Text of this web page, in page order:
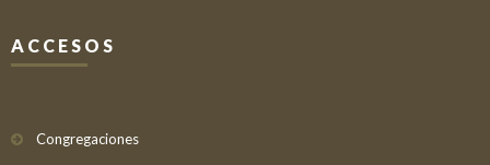
ACCESOS
Congregaciones